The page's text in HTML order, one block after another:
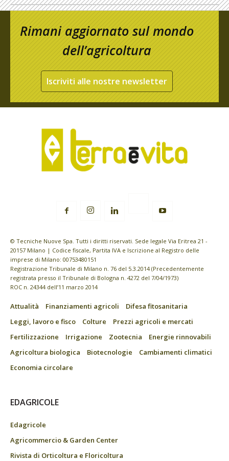
Rimani aggiornato sul mondo
dell’agricoltura
Iscriviti alle nostre newsletter
© Tecniche Nuove Spa. Tutti i diritti riservati. Sede legale Via Eritrea 21 -
20157 Milano | Codice fiscale, Partita IVA e Iscrizione al Registro delle
imprese di Milano: 00753480151
Registrazione Tribunale di Milano n. 76 del 5.3.2014 (Precedentemente
registrata presso il Tribunale di Bologna n. 4272 del 7/04/1973)
ROC n. 24344 dell’11 marzo 2014
Attualità Finanziamenti agricoli
Difesa fitosanitaria
Leggi, lavoro e fisco
Colture
Prezzi agricoli e mercati
Fertilizzazione
Irrigazione Zootecnia
Energie rinnovabili
Agricoltura biologica
Biotecnologie
Cambiamenti climatici
Economia circolare
EDAGRICOLE
Edagricole
Agricommercio & Garden Center
Rivista di Orticoltura e Floricoltura